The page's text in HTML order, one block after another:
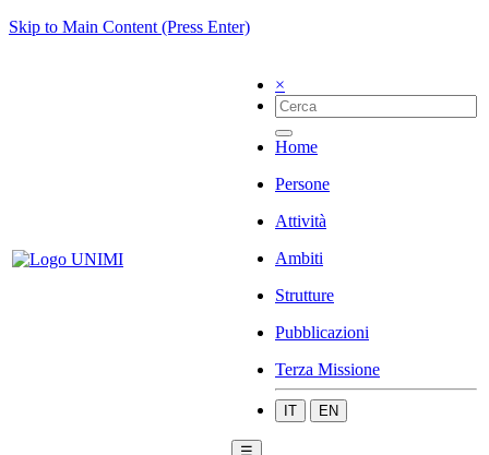
Skip to Main Content (Press Enter)
×
Home
Persone
Attività
Ambiti
Strutture
Pubblicazioni
Terza Missione
IT EN
☰